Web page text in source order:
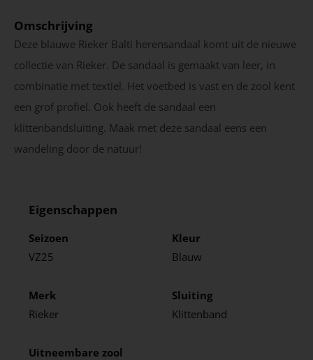
Omschrijving
Deze blauwe Rieker Balti herensandaal komt uit de nieuwe
collectie van Rieker. De sandaal is gemaakt van leer, in
combinatie met textiel. Het voetbed is vast en de zool kent
een grof profiel. Ook heeft de sandaal een
klittenbandsluiting. Maak met deze sandaal eens een
wandeling door de natuur!
Eigenschappen
Seizoen
VZ25
Kleur
Blauw
Merk
Rieker
Sluiting
Klittenband
Uitneembare zool